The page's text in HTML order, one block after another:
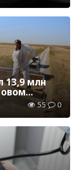
13,9 млн
55 0